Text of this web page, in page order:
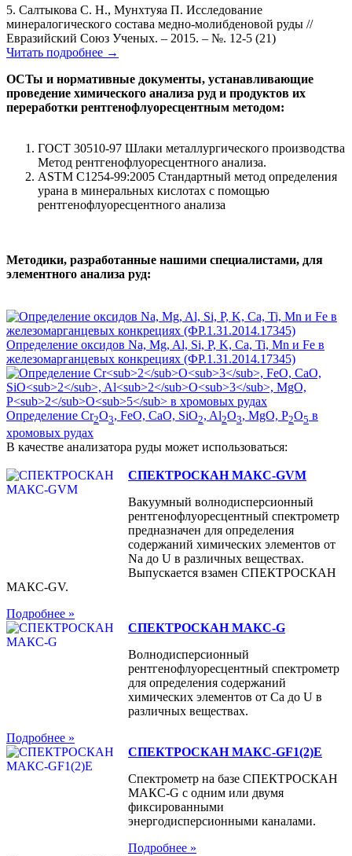
5. Салтыкова С. Н., Мунхтуяа П. Исследование
минералогического состава медно-молибденовой руды //
Евразийский Союз Ученых. – 2015. – №. 12-5 (21)
Читать подробнее →
ОСТы и нормативные документы, устанавливающие
проведение химического анализа руд и продуктов их
переработки рентгенофлуоресцентным методом:
ГОСТ 30510-97 Шлаки металлургического производства
Метод рентгенофлуоресцентного анализа.
ASTM C1254-99:2005 Стандартный метод определения
урана в минеральных кислотах с помощью
рентгенофлуоресцентного анализа
Методики, разработанные нашими специалистами, для
элементного анализа руд:
Определение оксидов Na, Mg, Al, Si, P, K, Ca, Ti, Mn и Fe в
железомарганцевых конкрециях (ФР.1.31.2014.17345)
Определение Cr2O3, FeO, CaO, SiO2, Al2O3, MgO, P2O5 в
хромовых рудах
В качестве анализатора руды может использоваться:
СПЕКТРОСКАН МАКС-GVM
Вакуумный волнодисперсионный
рентгенофлуоресцентный спектрометр
предназначен для определения
содержаний химических элементов от
Na до U в различных веществах.
Выпускается взамен СПЕКТРОСКАН
МАКС-GV.
Подробнее »
СПЕКТРОСКАН МАКС-G
Волнодисперсионный
рентгенофлуоресцентный спектрометр
для определения содержаний
химических элементов от Ca до U в
различных веществах.
Подробнее »
СПЕКТРОСКАН МАКС-GF1(2)E
Спектрометр на базе СПЕКТРОСКАН
МАКС-G с одним или двумя
фиксированными
энергодисперсионными каналами.
Подробнее »